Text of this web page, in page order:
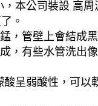
本公司裝設 高
。
，管壁上會結成
，有些水管洗出
呈弱酸性，可